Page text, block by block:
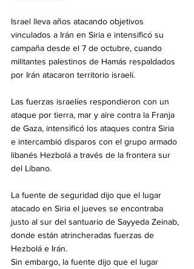
Israel lleva años atacando objetivos
vinculados a Irán en Siria e intensificó su
campaña desde el 7 de octubre, cuando
militantes palestinos de Hamás respaldados
por Irán atacaron territorio israelí.
Las fuerzas israelíes respondieron con un
ataque por tierra, mar y aire contra la Franja
de Gaza, intensificó los ataques contra Siria
e intercambió disparos con el grupo armado
libanés Hezbolá a través de la frontera sur
del Líbano.
La fuente de seguridad dijo que el lugar
atacado en Siria el jueves se encontraba
justo al sur del santuario de Sayyeda Zeinab,
donde están atrincheradas fuerzas de
Hezbolá e Irán.
Sin embargo, la fuente dijo que el lugar